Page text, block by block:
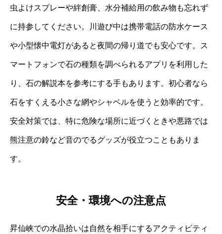
虫よけスプレーや絆創膏、水分補給用の飲み物も忘れず
に持参してください。川遊び中は携帯電話の防水ケース
や小型懐中電灯があると夜間の帰り道でも安心です。ス
マートフォンで石の種類を調べられるアプリを利用した
り、石の解説本を参考にする手もあります。初心者なら
石をすくえる小さな網やシャベルを使うと効率的です。
安全対策では、特に危険な場所に近づくときや悪路では
熊注意の鈴など音のでるグッズが役立つこともありま
す。
安全・環境への注意点
昇仙峡での水晶拾いは自然を相手にするアクティビティ